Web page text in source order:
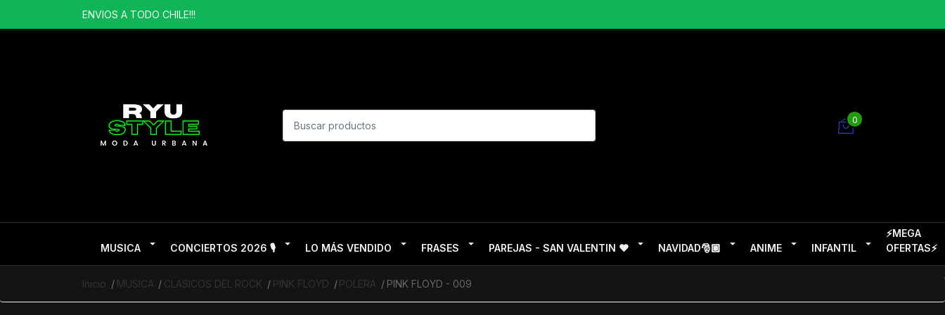
ENVIOS A TODO CHILE!!!
0
MUSICA CONCIERTOS 2026 🎙️ LO MÁS VENDIDO FRASES PAREJAS - SAN VALENTIN ❤ NAVIDAD🎅🏽 ANIME INFANTIL
⚡MEGA
OFERTAS⚡
Inicio MUSICA CLASICOS DEL ROCK PINK FLOYD POLERA PINK FLOYD - 009